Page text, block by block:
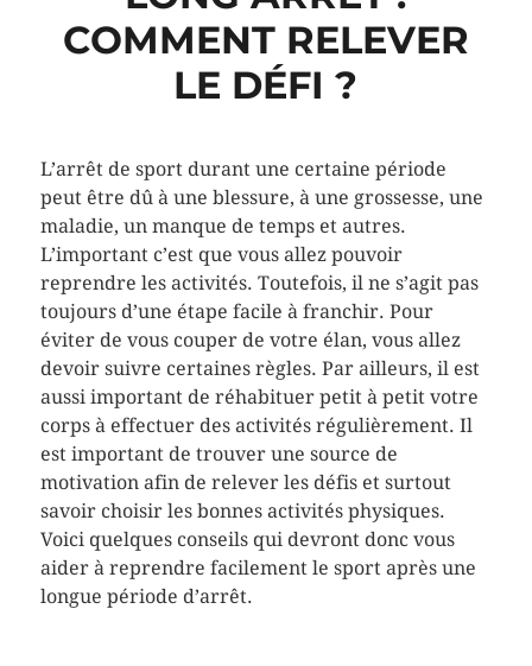
COMMENT RELEVER
LE DÉFI ?
L’arrêt de sport durant une certaine période
peut être dû à une blessure, à une grossesse, une
maladie, un manque de temps et autres.
L’important c’est que vous allez pouvoir
reprendre les activités. Toutefois, il ne s’agit pas
toujours d’une étape facile à franchir. Pour
éviter de vous couper de votre élan, vous allez
devoir suivre certaines règles. Par ailleurs, il est
aussi important de réhabituer petit à petit votre
corps à effectuer des activités régulièrement. Il
est important de trouver une source de
motivation afin de relever les défis et surtout
savoir choisir les bonnes activités physiques.
Voici quelques conseils qui devront donc vous
aider à reprendre facilement le sport après une
longue période d’arrêt.